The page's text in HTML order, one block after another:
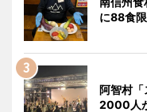
に88食
阿智村「
2000人